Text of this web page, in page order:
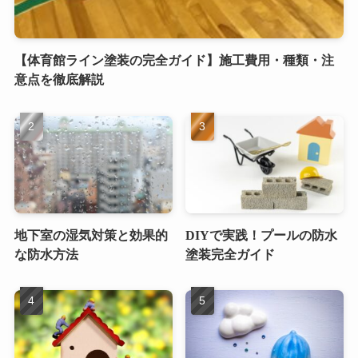
【体育館ライン塗装の完全ガイド】施工費用・種類・注
意点を徹底解説
地下室の湿気対策と効果的
な防水方法
DIYで実践！プールの防水
塗装完全ガイド